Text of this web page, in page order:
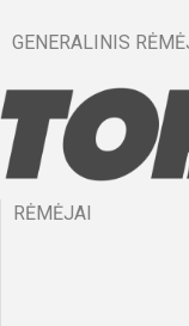
GENERALINIS
RĖMĖJAI